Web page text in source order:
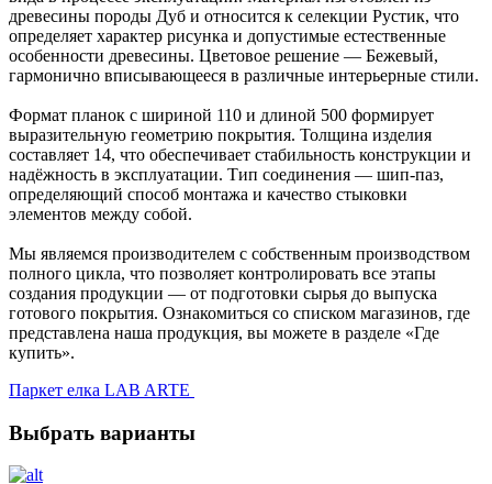
древесины породы Дуб и относится к селекции Рустик, что
определяет характер рисунка и допустимые естественные
особенности древесины. Цветовое решение — Бежевый,
гармонично вписывающееся в различные интерьерные стили.
Формат планок с шириной 110 и длиной 500 формирует
выразительную геометрию покрытия. Толщина изделия
составляет 14, что обеспечивает стабильность конструкции и
надёжность в эксплуатации. Тип соединения — шип-паз,
определяющий способ монтажа и качество стыковки
элементов между собой.
Мы являемся производителем с собственным производством
полного цикла, что позволяет контролировать все этапы
создания продукции — от подготовки сырья до выпуска
готового покрытия. Ознакомиться со списком магазинов, где
представлена наша продукция, вы можете в разделе «Где
купить».
Паркет елка LAB ARTE
Выбрать варианты